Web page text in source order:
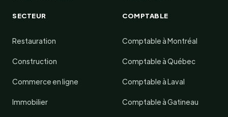
SECTEUR
Restauration
Construction
Commerce en ligne
Immobilier
COMPTABLE
Comptable à Montréal
Comptable à Québec
Comptable à Laval
Comptable à Gatineau